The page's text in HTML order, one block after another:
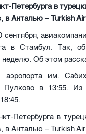
Петербурга в
в Анталью – Turkish
сентября,
в Стамбул. Так,
неделю. Об этом
аэропорта им.
Пулково в 13:55. Из
Петербурга в
в Анталью – Turkish